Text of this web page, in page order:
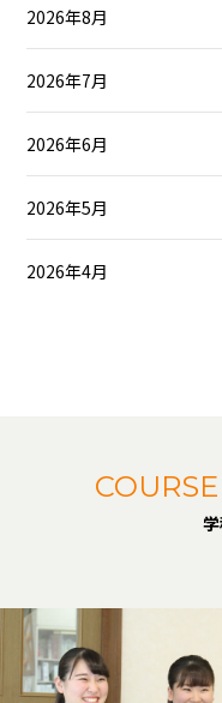
2026年8月
2026年7月
2026年6月
2026年5月
2026年4月